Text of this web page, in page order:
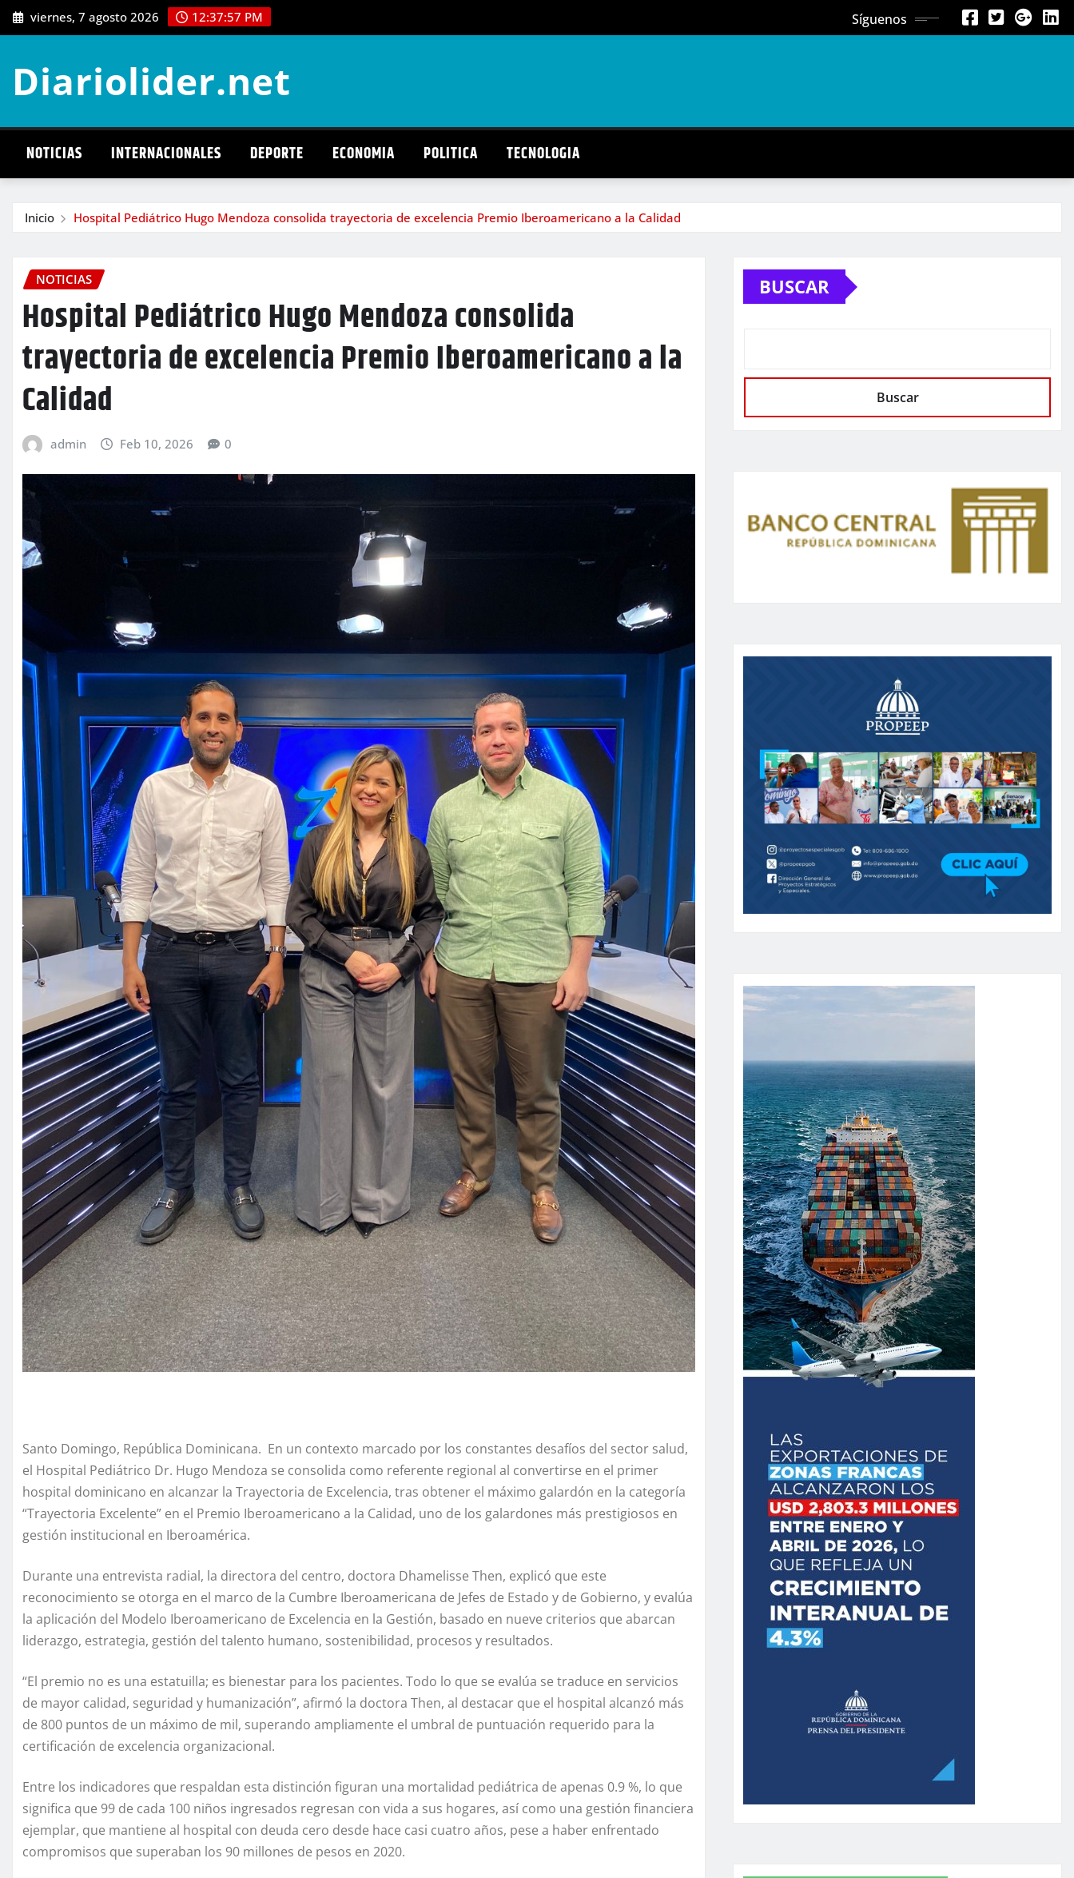
Saltar
al
viernes, 7 agosto 2026 12:37:59 PM Síguenos
Diariolider.net
NOTICIAS INTERNACIONALES DEPORTE ECONOMIA POLITICA TECNOLOGIA
Inicio Hospital Pediátrico Hugo Mendoza consolida trayectoria de excelencia Premio Iberoamericano a la Calidad
NOTICIAS
Hospital Pediátrico Hugo Mendoza consolida
trayectoria de excelencia Premio Iberoamericano a la
Calidad
admin Feb 10, 2026 0
Santo Domingo, República Dominicana. En un contexto marcado por los constantes desafíos del sector salud,
el Hospital Pediátrico Dr. Hugo Mendoza se consolida como referente regional al convertirse en el primer
hospital dominicano en alcanzar la Trayectoria de Excelencia, tras obtener el máximo galardón en la categoría
“Trayectoria Excelente” en el Premio Iberoamericano a la Calidad, uno de los galardones más prestigiosos en
gestión institucional en Iberoamérica.
Durante una entrevista radial, la directora del centro, doctora Dhamelisse Then, explicó que este
reconocimiento se otorga en el marco de la Cumbre Iberoamericana de Jefes de Estado y de Gobierno, y evalúa
la aplicación del Modelo Iberoamericano de Excelencia en la Gestión, basado en nueve criterios que abarcan
liderazgo, estrategia, gestión del talento humano, sostenibilidad, procesos y resultados.
“El premio no es una estatuilla; es bienestar para los pacientes. Todo lo que se evalúa se traduce en servicios
de mayor calidad, seguridad y humanización”, afirmó la doctora Then, al destacar que el hospital alcanzó más
de 800 puntos de un máximo de mil, superando ampliamente el umbral de puntuación requerido para la
certificación de excelencia organizacional.
Entre los indicadores que respaldan esta distinción figuran una mortalidad pediátrica de apenas 0.9 %, lo que
significa que 99 de cada 100 niños ingresados regresan con vida a sus hogares, así como una gestión financiera
ejemplar, que mantiene al hospital con deuda cero desde hace casi cuatro años, pese a haber enfrentado
compromisos que superaban los 90 millones de pesos en 2020.
BUSCAR
Buscar